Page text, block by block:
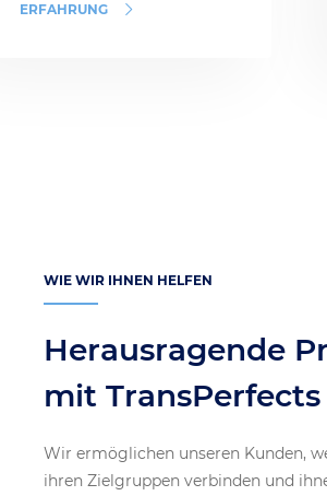
ERFAHRUNG
WIE WIR IHNEN HELFEN
Herausragende
mit
Wir ermöglichen unseren Kunden,
ihren Zielgruppen verbinden und